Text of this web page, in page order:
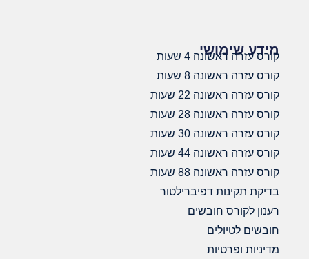
מידע שימושי
קורס עזרה ראשונה 4 שעות
קורס עזרה ראשונה 8 שעות
קורס עזרה ראשונה 22 שעות
קורס עזרה ראשונה 28 שעות
קורס עזרה ראשונה 30 שעות
קורס עזרה ראשונה 44 שעות
קורס עזרה ראשונה 88 שעות
בדיקת תקינות דפיברילטור
רענון לקורס חובשים
חובשים לטיולים
מדיניות ופרטיות